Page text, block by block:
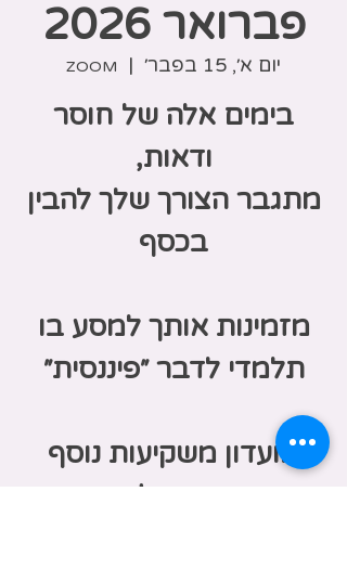
פברואר 2026
יום א׳, 15 בפבר׳
  |
ZOOM
בימים אלה של חוסר
מתגבר הצורך שלך להבין
מזמינות אותך למסע בו
מועדון משקיעות נוסף
נפתח!